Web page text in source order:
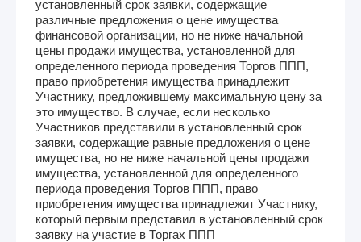
установленный срок заявки, содержащие
различные предложения о цене имущества
финансовой организации, но не ниже начальной
цены продажи имущества, установленной для
определенного периода проведения Торгов ППП,
право приобретения имущества принадлежит
Участнику, предложившему максимальную цену за
это имущество. В случае, если несколько
Участников представили в установленный срок
заявки, содержащие равные предложения о цене
имущества, но не ниже начальной цены продажи
имущества, установленной для определенного
периода проведения Торгов ППП, право
приобретения имущества принадлежит Участнику,
который первым представил в установленный срок
заявку на участие в Торгах ППП